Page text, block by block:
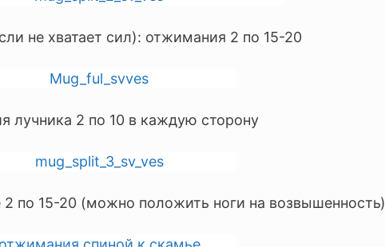
не хватает сил): отжимания 2 по 15-20
лучника 2 по 10 в каждую сторону
по 15-20 (можно положить ноги на возвышенность)